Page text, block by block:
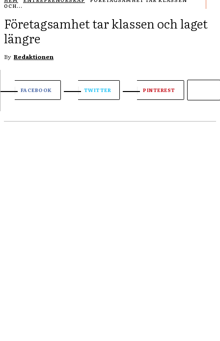
OCH...
Företagsamhet tar klassen och laget
längre
By Redaktionen
FACEBOOK TWITTER PINTEREST